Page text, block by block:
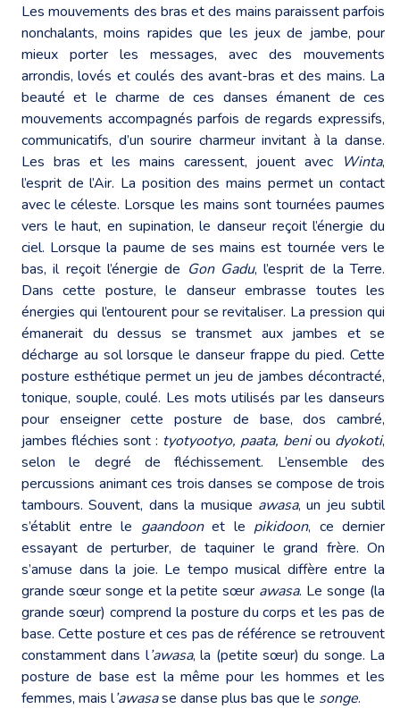
Les mouvements des bras et des mains paraissent parfois
nonchalants, moins rapides que les jeux de jambe, pour
mieux porter les messages, avec des mouvements
arrondis, lovés et coulés des avant-bras et des mains. La
beauté et le charme de ces danses émanent de ces
mouvements accompagnés parfois de regards expressifs,
communicatifs, d’un sourire charmeur invitant à la danse.
Les bras et les mains caressent, jouent avec Winta,
l’esprit de l’Air. La position des mains permet un contact
avec le céleste. Lorsque les mains sont tournées paumes
vers le haut, en supination, le danseur reçoit l’énergie du
ciel. Lorsque la paume de ses mains est tournée vers le
bas, il reçoit l’énergie de Gon Gadu, l’esprit de la Terre.
Dans cette posture, le danseur embrasse toutes les
énergies qui l’entourent pour se revitaliser. La pression qui
émanerait du dessus se transmet aux jambes et se
décharge au sol lorsque le danseur frappe du pied. Cette
posture esthétique permet un jeu de jambes décontracté,
tonique, souple, coulé. Les mots utilisés par les danseurs
pour enseigner cette posture de base, dos cambré,
jambes fléchies sont : tyotyootyo, paata, beniou dyokoti,
selon le degré de fléchissement. L’ensemble des
percussions animant ces trois danses se compose de trois
tambours. Souvent, dans la musique awasa, un jeu subtil
s’établit entre le gaandoonet le pikidoon, ce dernier
essayant de perturber, de taquiner le grand frère. On
s’amuse dans la joie. Le tempo musical diffère entre la
grande sœur songe et la petite sœur awasa. Le songe (la
grande sœur) comprend la posture du corps et les pas de
base. Cette posture et ces pas de référence se retrouvent
constamment dans l’awasa, la (petite sœur) du songe. La
posture de base est la même pour les hommes et les
femmes, mais l’awasase danse plus bas que le songe.